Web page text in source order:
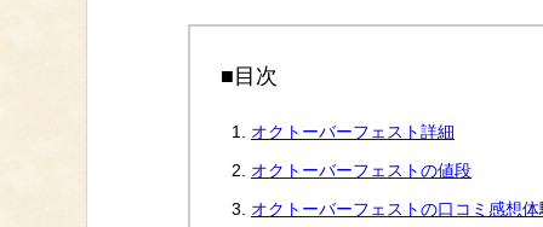
■目次
オクトーバーフェスト詳細
オクトーバーフェストの値段
オクトーバーフェストの口コミ感想